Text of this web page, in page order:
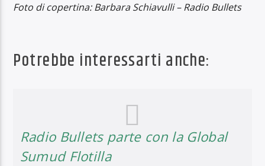
Foto di copertina: Barbara Schiavulli – Radio Bullets
Potrebbe interessarti anche:
Radio Bullets parte con la Global
Sumud Flotilla